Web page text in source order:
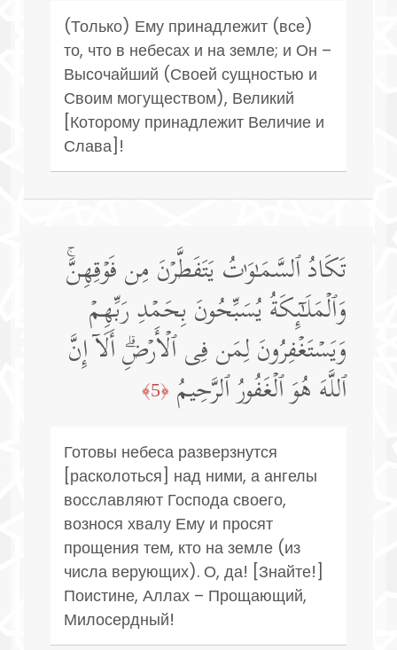
(Только) Ему принадлежит (все)
то, что в небесах и на земле; и Он –
Высочайший (Своей сущностью и
Своим могуществом), Великий
[Которому принадлежит Величие и
Слава]!
تَكَادُ ٱلسَّمَـٰوَ ٰ⁠تُ یَتَفَطَّرۡنَ مِن فَوۡقِهِنَّۚ
وَٱلۡمَلَـٰۤىِٕكَةُ یُسَبِّحُونَ بِحَمۡدِ رَبِّهِمۡ
وَیَسۡتَغۡفِرُونَ لِمَن فِی ٱلۡأَرۡضِۗ أَلَاۤ إِنَّ
ٱللَّهَ هُوَ ٱلۡغَفُورُ ٱلرَّحِیمُ ﴿5﴾
Готовы небеса разверзнутся
[расколоться] над ними, а ангелы
восславляют Господа своего,
вознося хвалу Ему и просят
прощения тем, кто на земле (из
числа верующих). О, да! [Знайте!]
Поистине, Аллах – Прощающий,
Милосердный!